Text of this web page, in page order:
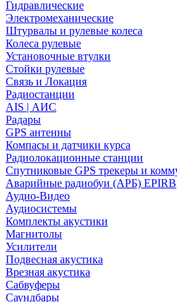
Гидравлические
Электромеханические
Штурвалы и рулевые колеса
Колеса рулевые
Установочные втулки
Стойки рулевые
Связь и Локация
Радиостанции
AIS | АИС
Радары
GPS антенны
Компасы и датчики курса
Радиолокационные станции
Спутниковые GPS трекеры и
Аварийные радиобуи (АРБ) EPIRB
Аудио-Видео
Аудиосистемы
Комплекты акустики
Магнитолы
Усилители
Подвесная акустика
Врезная акустика
Сабвуферы
Саундбары